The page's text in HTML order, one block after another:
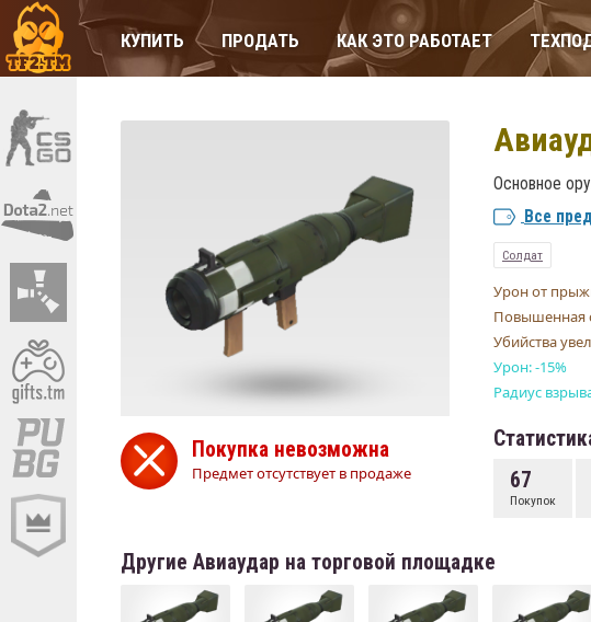
КУПИТЬ ПРОДАТЬ КАК ЭТО РАБОТАЕТ
Покупка невозможна
Предмет отсутствует в продаже
Основное
Все
Солдат
Урон от
Повышенная
Убийства
Урон: -15%
Радиус
67
Покупок
Другие Авиаудар на торговой площадке